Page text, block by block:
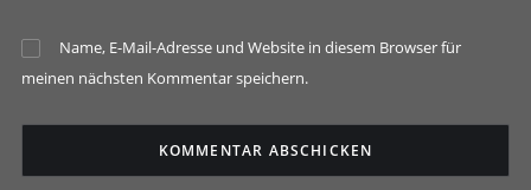
Name, E-Mail-Adresse und Website in diesem Browser für
meinen nächsten Kommentar speichern.